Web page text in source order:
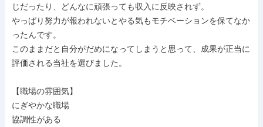
じだったり、どんなに頑張っても収入に反映されず。
やっぱり努力が報われないとやる気もモチベーションを保てなか
ったんです。
このままだと自分がだめになってしまうと思って、成果が正当に
評価される当社を選びました。
【職場の雰囲気】
にぎやかな職場
協調性がある